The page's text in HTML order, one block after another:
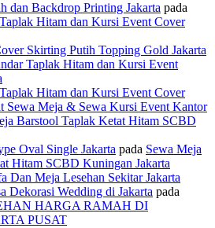
dan Backdrop Printing Jakarta pada
Hitam dan Kursi Event Cover
Skirting Putih Topping Gold Jakarta
Taplak Hitam dan Kursi Event
Hitam dan Kursi Event Cover
Sewa Meja & Sewa Kursi Event Kantor
Barstool Taplak Ketat Hitam SCBD
Oval Single Jakarta pada Sewa Meja
Hitam SCBD Kuningan Jakarta
Dan Meja Lesehan Sekitar Jakarta
Dekorasi Wedding di Jakarta pada
HARGA RAMAH DI
PUSAT